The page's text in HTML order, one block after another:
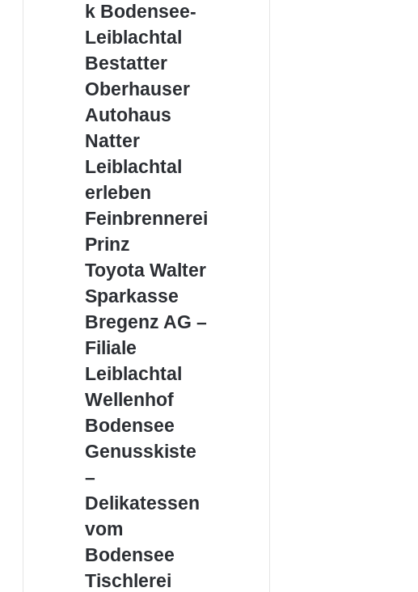
Leiblachtal
k Bodensee-
Leiblachtal
Bestatter
Bestatter
Oberhauser
Autohaus
Autohaus
Natter
Leiblachtal
Leiblachtal
erleben
Feinbrennerei
Feinbrennerei
Prinz
Toyota
Walter
Toyota Walter
Sparkasse
Bregenz
AG
–
Leiblachtal
Sparkasse
Bregenz AG –
Filiale
Leiblachtal
Wellenhof
Wellenhof
Bodensee
Genusskiste
Delikatessen
vom
Genusskiste
–
Delikatessen
vom
Bodensee
Tischlerei
Tischlerei